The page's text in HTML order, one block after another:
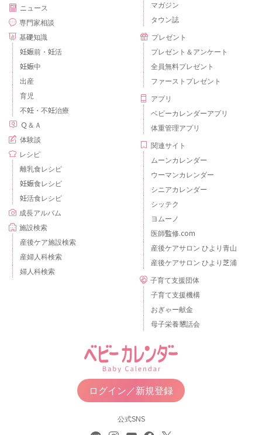
ニュース
専門家相談
基礎知識
妊娠前・妊活
妊娠中
出産
育児
不妊・不妊治療
Ｑ＆Ａ
体験談
レシピ
離乳食レシピ
妊娠食レシピ
妊活食レシピ
成長アルバム
施設検索
産後ケア施設検索
産婦人科検索
婦人科検索
マガジン
タウン誌
プレゼント
プレゼント＆アンケート
全員無料プレゼント
ファーストプレゼント
アプリ
ベビーカレンダーアプリ
体重管理アプリ
関連サイト
ムーンカレンダー
ウーマンカレンダー
シニアカレンダー
シッテク
ヨムーノ
医師監修.com
産後ケアサロン ひより青山
産後ケアサロン ひより芝浦
子育て支援団体
子育て支援機構
おぎゃー献金
母子栄養懇話会
ログイン／新規登録
公式SNS